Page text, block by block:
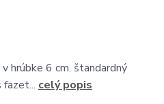
hrúbke 6 cm. štandardný
celý popis